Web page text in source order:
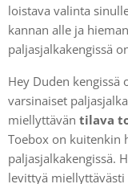
loistava valinta
kannan alle ja
paljasjalkakengissä
Hey Duden kengissä
varsinaiset
miellyttävän tilava
Toebox on kuitenkin
paljasjalkakengissä.
levittyä miellyttävästi